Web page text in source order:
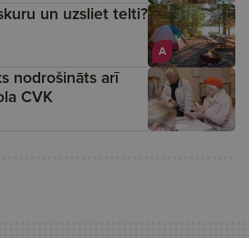
A
un uzsliet telti?
nodrošināts arī
CVK